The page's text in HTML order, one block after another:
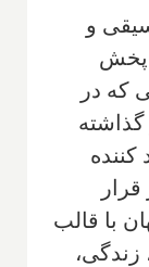
و
پخش
که در
گذاشته
کننده
با قالب
زندگی،